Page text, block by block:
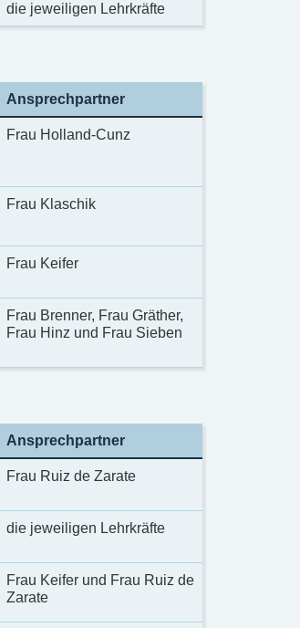
die jeweiligen Lehrkräfte
Ansprechpartner
Frau Holland-Cunz
Frau Klaschik
Frau Keifer
Frau Brenner, Frau Gräther,
Frau Hinz und Frau Sieben
Ansprechpartner
Frau Ruiz de Zarate
die jeweiligen Lehrkräfte
Frau Keifer und Frau Ruiz de
Zarate